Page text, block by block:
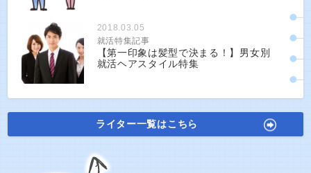
2018.03.05
就活特集記事
【第一印象は髪型で決まる！】男女別
就活ヘアスタイル特集
ライター一覧はこちら